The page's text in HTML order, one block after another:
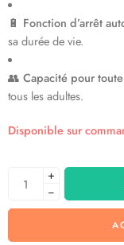
🔋 Fonction d’arrêt
sa durée de vie.
👥 Capacité pour
tous les adultes.
Disponible sur
+
−